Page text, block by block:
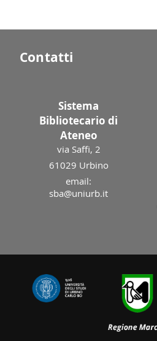
Contatti
Sistema
Bibliotecario di
Ateneo
via Saffi, 2
61029 Urbino
email:
sba@uniurb.it